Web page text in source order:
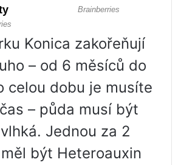
Konica zakořeňují
– od 6 měsíců do
celou dobu je musíte
– půda musí být
Jednou za 2
být Heteroauxin